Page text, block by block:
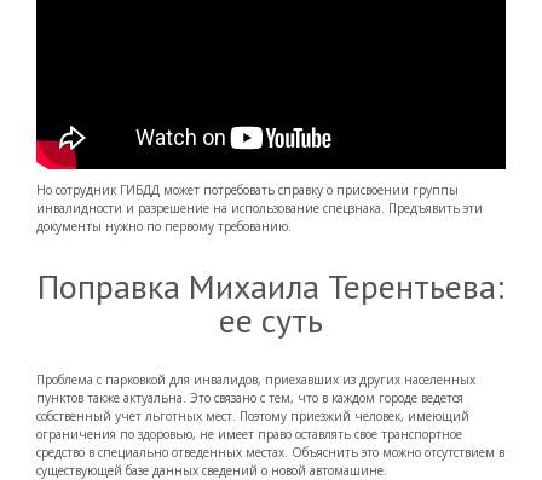
Но сотрудник ГИБДД может потребовать справку о присвоении группы
инвалидности и разрешение на использование спецзнака. Предъявить эти
документы нужно по первому требованию.
Поправка Михаила Терентьева:
ее суть
Проблема с парковкой для инвалидов, приехавших из других населенных
пунктов также актуальна. Это связано с тем, что в каждом городе ведется
собственный учет льготных мест. Поэтому приезжий человек, имеющий
ограничения по здоровью, не имеет право оставлять свое транспортное
средство в специально отведенных местах. Объяснить это можно отсутствием в
существующей базе данных сведений о новой автомашине.